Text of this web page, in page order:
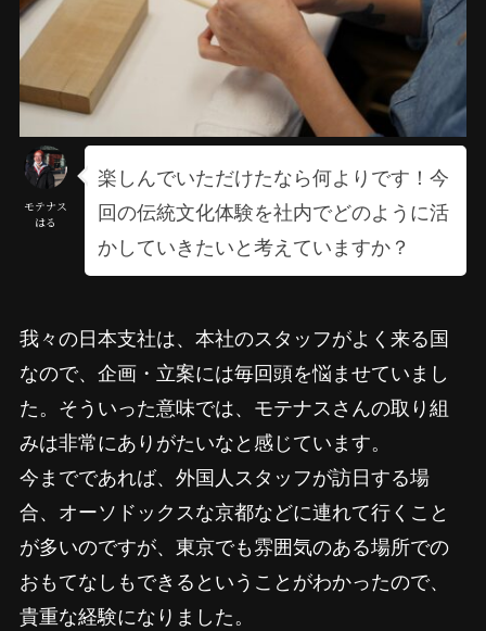
モテナス
はる
楽しんでいただけたなら何よりです！今
回の伝統文化体験を社内でどのように活
かしていきたいと考えていますか？
我々の日本支社は、本社のスタッフがよく来る国
なので、企画・立案には毎回頭を悩ませていまし
た。そういった意味では、モテナスさんの取り組
みは非常にありがたいなと感じています。
今までであれば、外国人スタッフが訪日する場
合、オーソドックスな京都などに連れて行くこと
が多いのですが、東京でも雰囲気のある場所での
おもてなしもできるということがわかったので、
貴重な経験になりました。